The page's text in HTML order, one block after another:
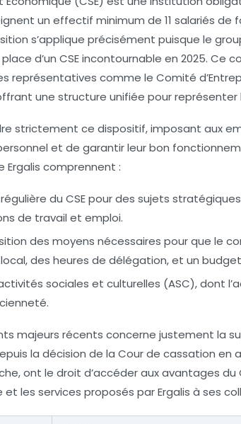
un effectif minimum de 11 salariés de
s’applique précisément puisque le
d’un CSE incontournable en 2025. Ce
représentatives comme le Comité
une structure unifiée pour représenter
strictement ce dispositif, imposant aux
et de garantir leur bon
comprennent :
du CSE pour des sujets
de travail et emploi.
des moyens nécessaires pour que le
des heures de délégation, et un
sociales et culturelles (ASC), dont
majeurs récents concerne justement la
la décision de la Cour de cassation en
ont le droit d’accéder aux avantages
les services proposés par Ergalis à ses